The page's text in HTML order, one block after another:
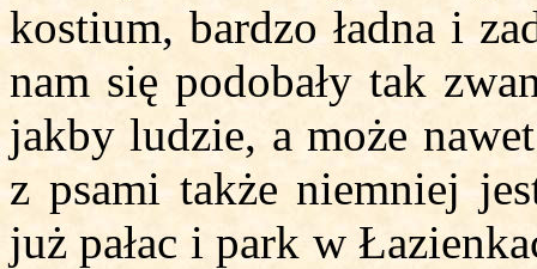
kostium, bardzo ładna i
nam się podobały tak
jakby ludzie, a może
z psami także niemniej
już pałac i park w